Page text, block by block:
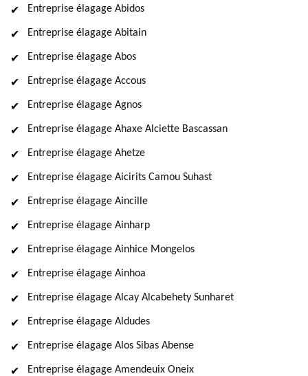
Entreprise élagage Abidos
Entreprise élagage Abitain
Entreprise élagage Abos
Entreprise élagage Accous
Entreprise élagage Agnos
Entreprise élagage Ahaxe Alciette Bascassan
Entreprise élagage Ahetze
Entreprise élagage Aicirits Camou Suhast
Entreprise élagage Aincille
Entreprise élagage Ainharp
Entreprise élagage Ainhice Mongelos
Entreprise élagage Ainhoa
Entreprise élagage Alcay Alcabehety Sunharet
Entreprise élagage Aldudes
Entreprise élagage Alos Sibas Abense
Entreprise élagage Amendeuix Oneix